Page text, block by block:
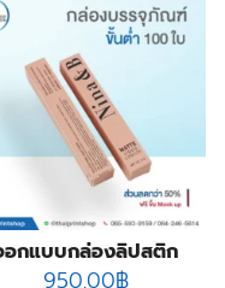
อกแบบกล่องลิปสติก
950.00฿